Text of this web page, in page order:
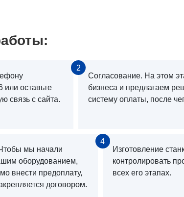
или оставьте
связь с сайта.
2
Согласование. На этом
бизнеса и предлагаем
систему оплаты, после
мы начали
оборудованием,
внести предоплату,
договором.
4
Изготовление
контролировать
всех его этапах.